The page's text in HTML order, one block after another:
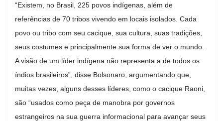
“Existem, no Brasil, 225 povos indígenas, além de
referências de 70 tribos vivendo em locais isolados. Cada
povo ou tribo com seu cacique, sua cultura, suas tradições,
seus costumes e principalmente sua forma de ver o mundo.
A visão de um líder indígena não representa a de todos os
índios brasileiros”, disse Bolsonaro, argumentando que,
muitas vezes, alguns desses líderes, como o cacique Raoni,
são “usados como peça de manobra por governos
estrangeiros na sua guerra informacional para avançar seus